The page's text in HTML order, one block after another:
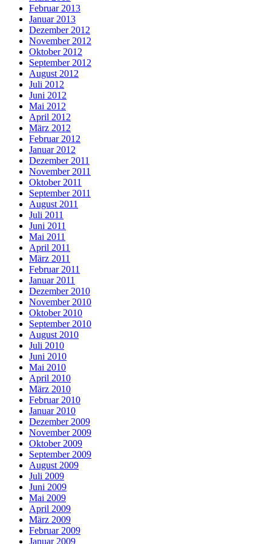
Februar 2013
Januar 2013
Dezember 2012
November 2012
Oktober 2012
September 2012
August 2012
Juli 2012
Juni 2012
Mai 2012
April 2012
März 2012
Februar 2012
Januar 2012
Dezember 2011
November 2011
Oktober 2011
September 2011
August 2011
Juli 2011
Juni 2011
Mai 2011
April 2011
März 2011
Februar 2011
Januar 2011
Dezember 2010
November 2010
Oktober 2010
September 2010
August 2010
Juli 2010
Juni 2010
Mai 2010
April 2010
März 2010
Februar 2010
Januar 2010
Dezember 2009
November 2009
Oktober 2009
September 2009
August 2009
Juli 2009
Juni 2009
Mai 2009
April 2009
März 2009
Februar 2009
Januar 2009